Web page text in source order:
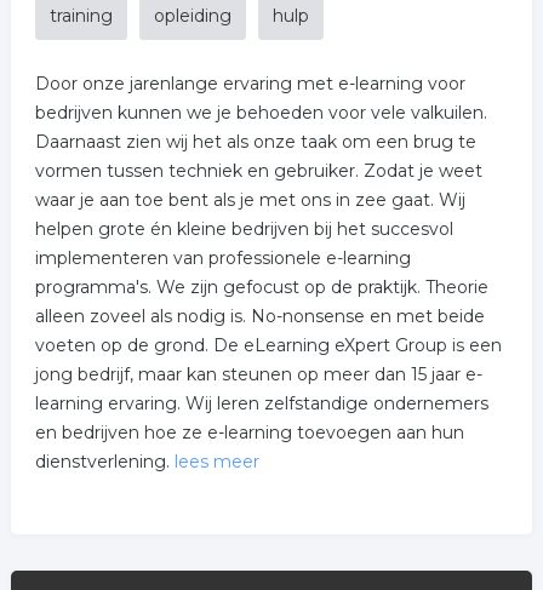
training opleiding hulp
Door onze jarenlange ervaring met e-learning voor
bedrijven kunnen we je behoeden voor vele valkuilen.
Daarnaast zien wij het als onze taak om een brug te
vormen tussen techniek en gebruiker. Zodat je weet
waar je aan toe bent als je met ons in zee gaat. Wij
helpen grote én kleine bedrijven bij het succesvol
implementeren van professionele e-learning
programma's. We zijn gefocust op de praktijk. Theorie
alleen zoveel als nodig is. No-nonsense en met beide
voeten op de grond. De eLearning eXpert Group is een
jong bedrijf, maar kan steunen op meer dan 15 jaar e-
learning ervaring. Wij leren zelfstandige ondernemers
en bedrijven hoe ze e-learning toevoegen aan hun
dienstverlening. lees meer
* Opleidingen en workshops